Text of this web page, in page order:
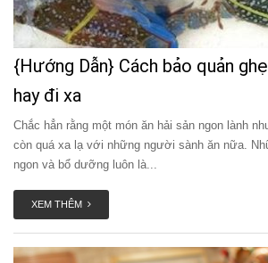
{Hướng Dẫn} Cách bảo quản
hay đi xa
Chắc hẳn rằng một món ăn hải sản ngon lành
còn quá xa lạ với những người sành ăn nữa.
ngon và bổ dưỡng luôn là...
XEM THÊM